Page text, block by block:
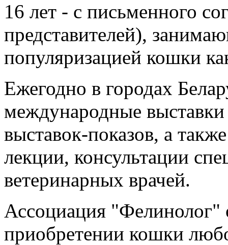
16 лет - с письменного
представителей),
популяризацией кошки
Ежегодно в городах
международные
выставок-показов, а
лекции, консультации
ветеринарных врачей.
Ассоциация "Фелинолог"
приобретении кошки